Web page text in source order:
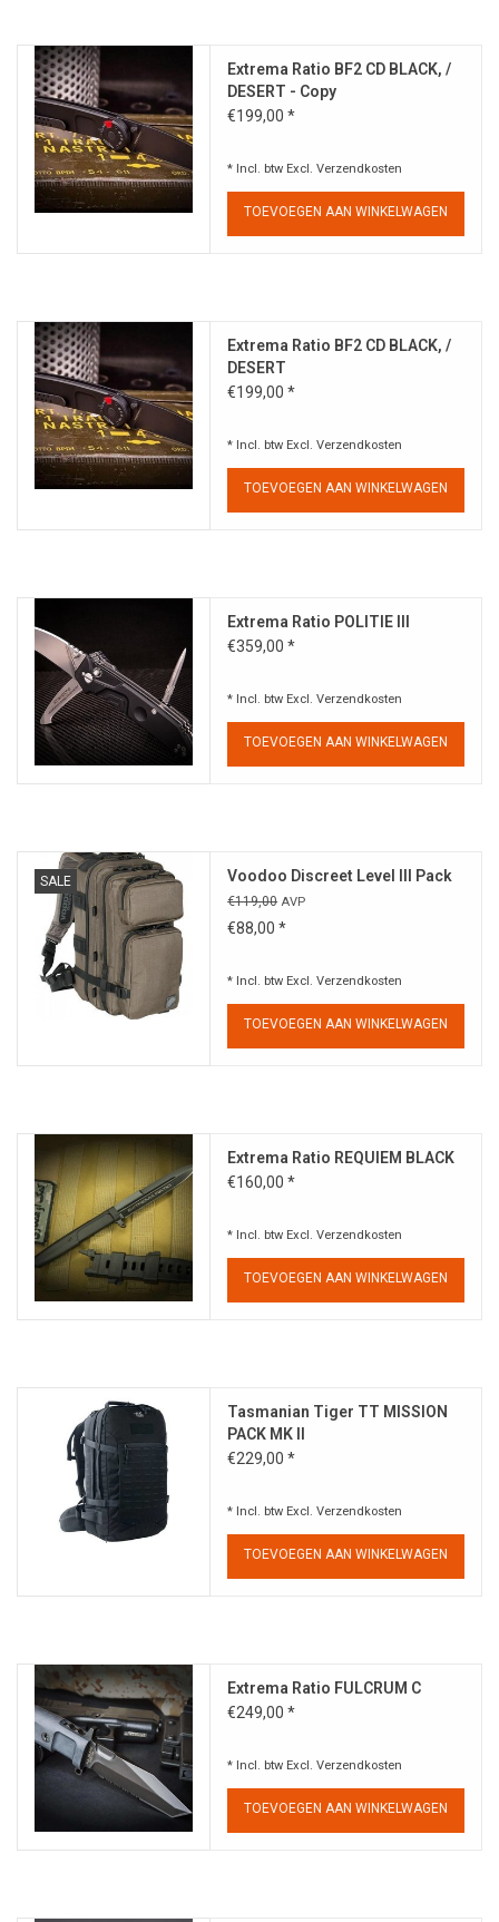
Extrema Ratio BF2 CD BLACK, /
DESERT - Copy
€199,00 *
* Incl. btw Excl.Verzendkosten
TOEVOEGEN AAN WINKELWAGEN
Extrema Ratio BF2 CD BLACK, /
DESERT
€199,00 *
* Incl. btw Excl.Verzendkosten
TOEVOEGEN AAN WINKELWAGEN
Extrema Ratio POLITIE III
€359,00 *
* Incl. btw Excl.Verzendkosten
TOEVOEGEN AAN WINKELWAGEN
SALE Voodoo Discreet Level III Pack
€119,00 AVP
€88,00 *
* Incl. btw Excl.Verzendkosten
TOEVOEGEN AAN WINKELWAGEN
Extrema Ratio REQUIEM BLACK
€160,00 *
* Incl. btw Excl.Verzendkosten
TOEVOEGEN AAN WINKELWAGEN
Tasmanian Tiger TT MISSION
PACK MK II
€229,00 *
* Incl. btw Excl.Verzendkosten
TOEVOEGEN AAN WINKELWAGEN
Extrema Ratio FULCRUM C
€249,00 *
* Incl. btw Excl.Verzendkosten
TOEVOEGEN AAN WINKELWAGEN